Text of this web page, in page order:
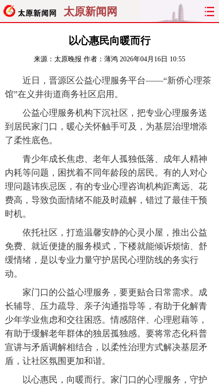
太原新闻网
聚焦 太原
经济 关注 文明 出行
纵横 曝光 综合 专题
旅游 理财 政务 教育
看天下
太原日报 太原晚报 热评 社区
以心惠民向暖而行
来源： 太原晚报 作者：薄鸿 2026年04月16日 10:55
近日，晋源区公益心理服务平台——“新侨心理茶
馆”在义井街道商务社区启用。
公益心理服务机构下沉社区，把专业心理服务送
到居民家门口，暖心关怀触手可及，为基层治理增添
了柔性底色。
青少年成长焦虑、老年人孤独低落、成年人精神
内耗等问题，困扰着不同年龄段的居民。有的人对心
理问题讳疾忌医，有的专业心理咨询机构距离远、花
费高，导致负面情绪不能及时疏解，错过了最佳干预
时机。
依托社区，打造温馨安静的心灵小屋，推出公益
免费、就近便捷的服务模式，下楼就能倾诉烦恼、舒
缓情绪，是以专业力量守护居民心理防线的务实行
动。
家门口的公益心理服务，要更贴合日常需求。成
长辅导、压力疏导、亲子沟通指导等，有助于化解青
少年学业焦虑和交往困惑。情感陪伴、心理慰藉等，
有助于缓解老年群体的独居孤独感。要将常态化科普
宣讲与矛盾调解相结合，以柔性治理方式解决基层矛
盾，让社区氛围更加和谐。
以心惠民，向暖而行。家门口的心理服务，守护